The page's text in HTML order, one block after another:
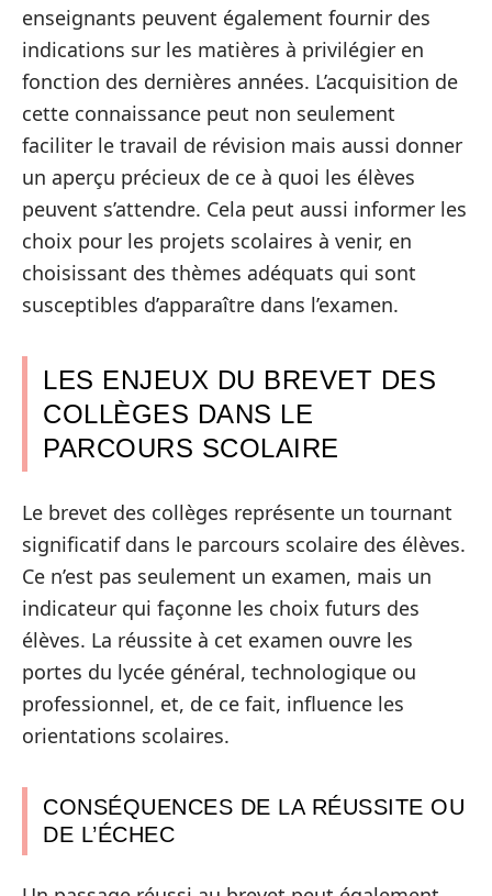
enseignants peuvent également fournir des
indications sur les matières à privilégier en
fonction des dernières années. L’acquisition de
cette connaissance peut non seulement
faciliter le travail de révision mais aussi donner
un aperçu précieux de ce à quoi les élèves
peuvent s’attendre. Cela peut aussi informer les
choix pour les projets scolaires à venir, en
choisissant des thèmes adéquats qui sont
susceptibles d’apparaître dans l’examen.
LES ENJEUX DU BREVET DES
COLLÈGES DANS LE
PARCOURS SCOLAIRE
Le brevet des collèges représente un tournant
significatif dans le parcours scolaire des élèves.
Ce n’est pas seulement un examen, mais un
indicateur qui façonne les choix futurs des
élèves. La réussite à cet examen ouvre les
portes du lycée général, technologique ou
professionnel, et, de ce fait, influence les
orientations scolaires.
CONSÉQUENCES DE LA RÉUSSITE OU
DE L’ÉCHEC